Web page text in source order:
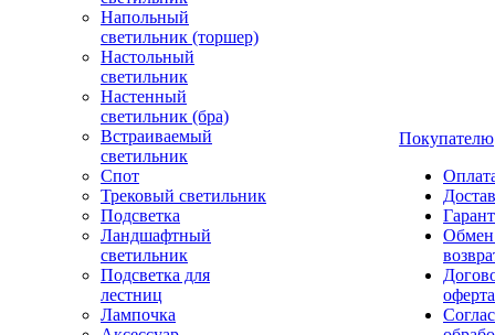
Напольный
светильник (торшер)
Настольный
светильник
Настенный
светильник (бра)
Встраиваемый
светильник
Спот
Трековый светильник
Подсветка
Ландшафтный
светильник
Подсветка для
лестниц
Лампочка
Покупателю
оферта